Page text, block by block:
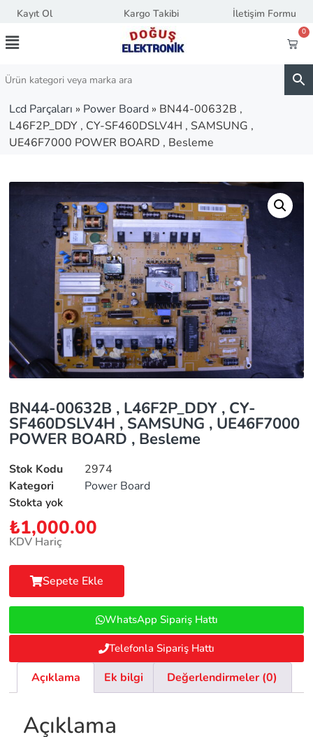
Kayıt Ol Kargo Takibi İletişim Formu
0
Lcd Parçaları » Power Board » BN44-00632B ,
L46F2P_DDY , CY-SF460DSLV4H , SAMSUNG ,
UE46F7000 POWER BOARD , Besleme
BN44-00632B , L46F2P_DDY , CY-
SF460DSLV4H , SAMSUNG , UE46F7000
POWER BOARD , Besleme
Stok Kodu
2974
Kategori
Power Board
Stokta yok
₺1,000.00
KDV Hariç
Sepete Ekle
WhatsApp Sipariş Hattı
Telefonla Sipariş Hattı
Açıklama Ek bilgi Değerlendirmeler (0)
Açıklama